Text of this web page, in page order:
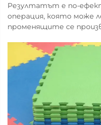
Резултатът е по-
операция, която може
променящите се